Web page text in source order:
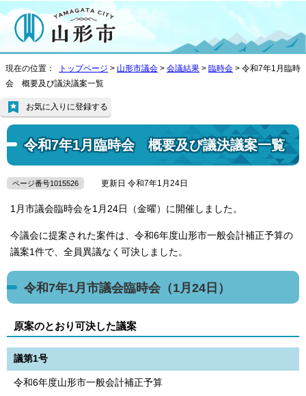
現在の位置： トップページ > 山形市議会 > 会議結果 > 臨時会 > 令和7年1月臨時
会 概要及び議決議案一覧
令和7年1月臨時会 概要及び議決議案一覧
お気に入りに登録する
ページ番号1015526 更新日 令和7年1月24日
1月市議会臨時会を1月24日（金曜）に開催しました。
今議会に提案された案件は、令和6年度山形市一般会計補正予算の
議案1件で、全員異議なく可決しました。
令和7年1月市議会臨時会（1月24日）
原案のとおり可決した議案
議第1号
令和6年度山形市一般会計補正予算